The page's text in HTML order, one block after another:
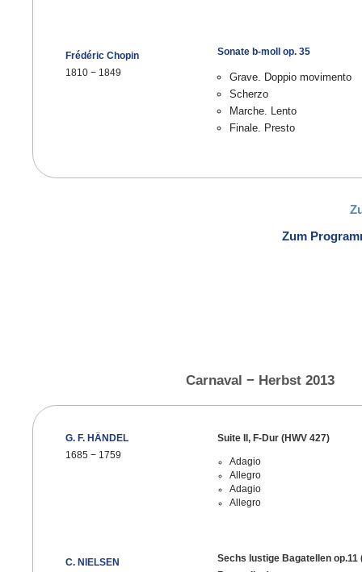
Frédéric Chopin
1810 − 1849
Sonate b-moll op. 35
Grave. Doppio movimento
Scherzo
Marche. Lento
Finale. Presto
Zum
Carnaval − Herbst 2013
G. F. HÄNDEL
1685 − 1759
C. NIELSEN
Suite II, F-Dur (HWV 427)
Adagio
Allegro
Adagio
Allegro
Sechs lustige Bagatellen op.11